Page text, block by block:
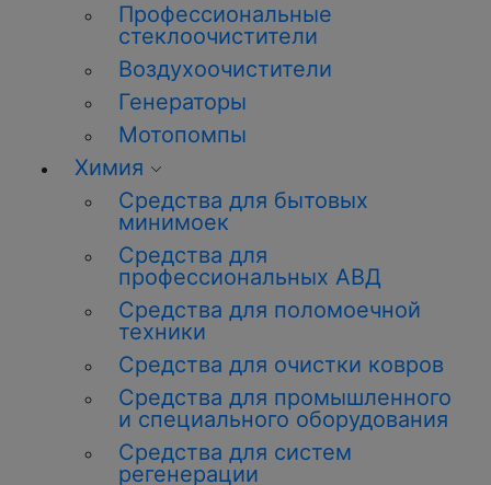
Профессиональные
стеклоочистители
Воздухоочистители
Генераторы
Мотопомпы
Химия
Средства для бытовых
минимоек
Средства для
профессиональных АВД
Средства для поломоечной
техники
Средства для очистки ковров
Средства для промышленного
и специального оборудования
Средства для систем
регенерации